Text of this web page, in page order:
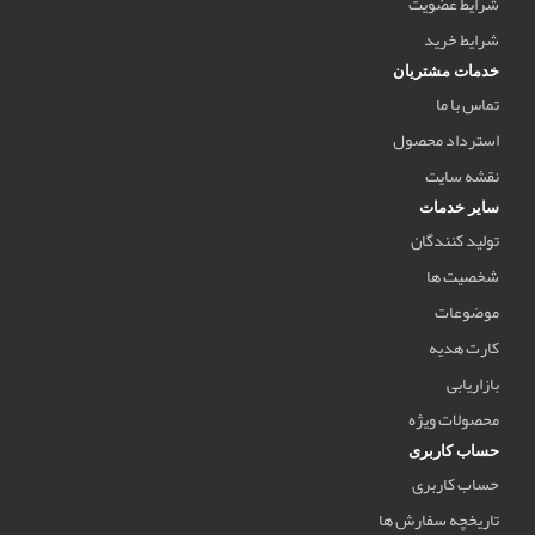
شرایط خرید
خدمات مشتریان
تماس با ما
استرداد محصول
نقشه سایت
سایر خدمات
تولید کنندگان
شخصیت ها
موضوعات
کارت هدیه
بازاریابی
محصولات ویژه
حساب کاربری
حساب کاربری
تاریخچه سفارش ها